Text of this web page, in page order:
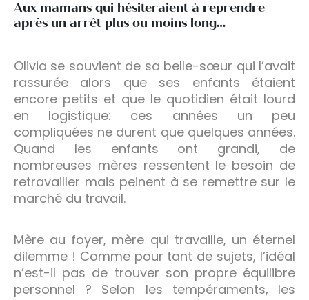
Aux mamans qui hésiteraient à reprendre
après un arrêt plus ou moins long…
Olivia se souvient de sa belle-sœur qui l’avait
rassurée alors que ses enfants étaient
encore petits et que le quotidien était lourd
en logistique: ces années un peu
compliquées ne durent que quelques années.
Quand les enfants ont grandi, de
nombreuses mères ressentent le besoin de
retravailler mais peinent à se remettre sur le
marché du travail.
Mère au foyer, mère qui travaille, un éternel
dilemme ! Comme pour tant de sujets, l’idéal
n’est-il pas de trouver son propre équilibre
personnel ? Selon les tempéraments, les